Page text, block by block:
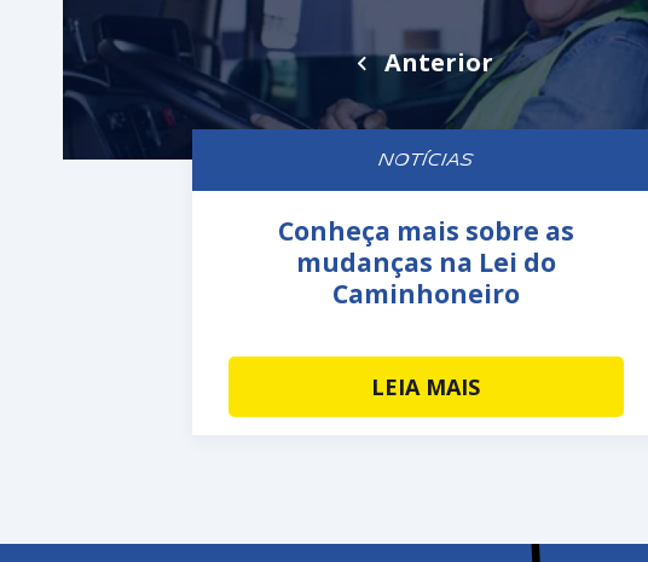
Anterior
NOTÍCIAS
Conheça mais sobre as
mudanças na Lei do
Caminhoneiro
LEIA MAIS